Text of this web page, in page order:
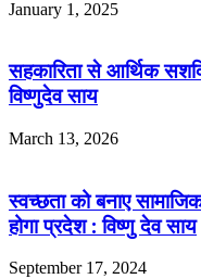
January 1, 2025
सहकारिता से आर्थिक
विष्णुदेव साय
March 13, 2026
स्वच्छता को बनाए
होगा प्रदेश : विष्णु देव साय
September 17, 2024